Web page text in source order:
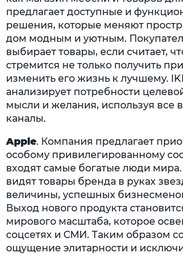
предлагает доступные и
решения, которые меняют
дом модным и уютным.
выбирает товары, если считает,
стремится не только получить
изменить его жизнь к лучшему.
анализирует потребности
мысли и желания, используя все
каналы.
Apple. Компания предлагает
особому привилегированному
входят самые богатые люди
видят товары бренда в руках
величины, успешных
Выход нового продукта
мирового масштаба, которое
соцсетях и СМИ. Таким образом
ощущение элитарности и